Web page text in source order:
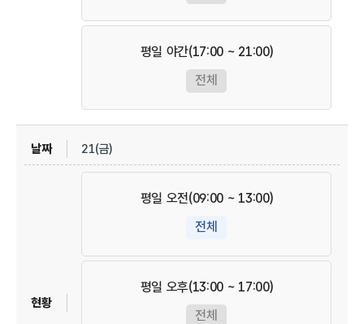
평일 야간(17:00 ~ 21:00)
전체
21(금)
평일 오전(09:00 ~ 13:00)
전체
평일 오후(13:00 ~ 17:00)
전체